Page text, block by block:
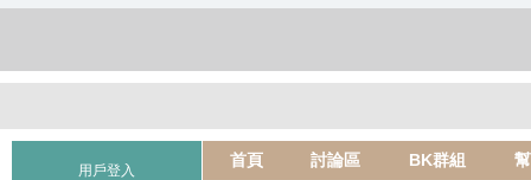
用戶登入
首頁 討論區 BK群組